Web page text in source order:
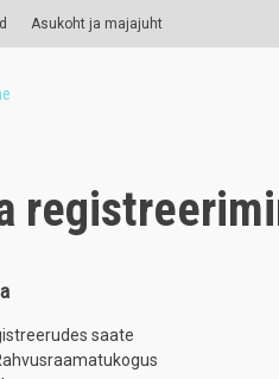
Asukoht ja majajuht
saate